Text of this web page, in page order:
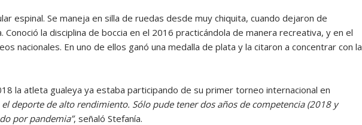
espinal. Se maneja en silla de ruedas desde muy chiquita, cuando dejaron de
Conoció la disciplina de boccia en el 2016 practicándola de manera recreativa, y en el
nacionales. En uno de ellos ganó una medalla de plata y la citaron a concentrar con la
la atleta gualeya ya estaba participando de su primer torneo internacional en
el deporte de alto rendimiento. Sólo pude tener dos años de competencia (2018 y
por pandemia”, señaló Stefanía.